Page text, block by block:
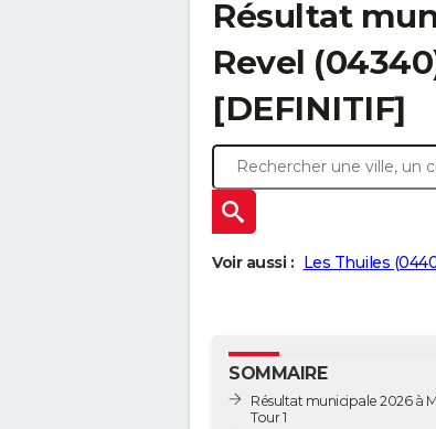
Résultat
Revel
[DEFINITIF]
Voir aussi : Les Thuiles
SOMMAIRE
Résultat municipale 2026 à
Tour 1